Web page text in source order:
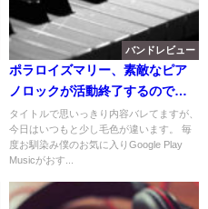
バンドレビュー
ポラロイズマリー、素敵なピア
ノロックが活動終了するので紹
介
タイトルで思いっきり内容バレてますが、
今日はいつもと少し毛色が違います。 毎
度お馴染み僕のお気に入りGoogle Play
Musicがおす...